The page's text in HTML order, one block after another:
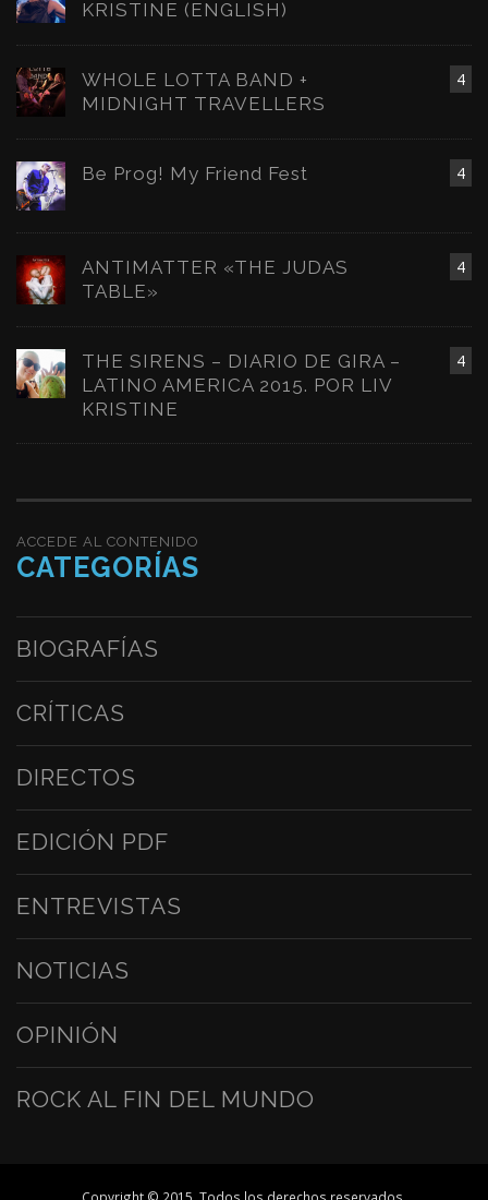
KRISTINE (ENGLISH)
4
WHOLE LOTTA BAND +
MIDNIGHT TRAVELLERS
4
Be Prog! My Friend Fest
4
ANTIMATTER «THE JUDAS
TABLE»
4
THE SIRENS – DIARIO DE GIRA –
LATINO AMERICA 2015. POR LIV
KRISTINE
ACCEDE AL CONTENIDO
CATEGORÍAS
BIOGRAFÍAS
CRÍTICAS
DIRECTOS
EDICIÓN PDF
ENTREVISTAS
NOTICIAS
OPINIÓN
ROCK AL FIN DEL MUNDO